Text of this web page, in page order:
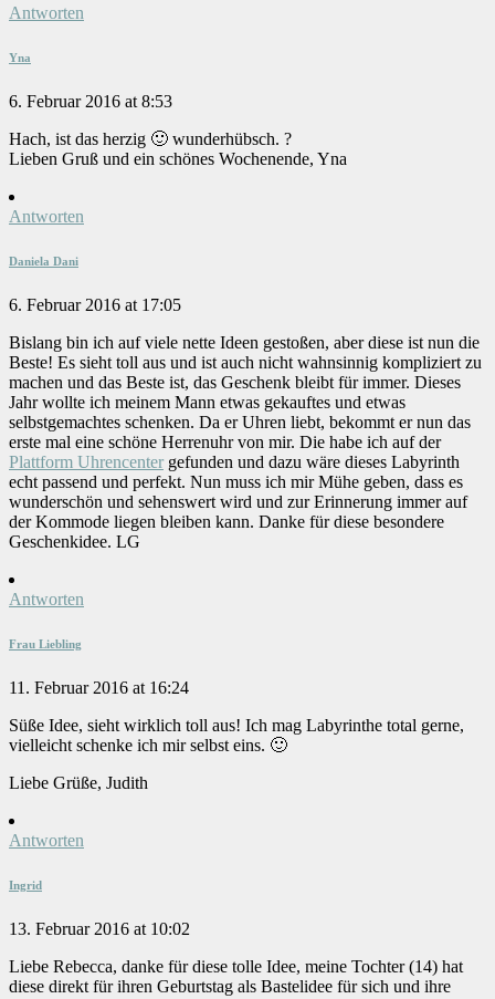
Antworten
Yna
6. Februar 2016 at 8:53
Hach, ist das herzig 🙂 wunderhübsch. ?
Lieben Gruß und ein schönes Wochenende, Yna
Antworten
Daniela Dani
6. Februar 2016 at 17:05
Bislang bin ich auf viele nette Ideen gestoßen, aber diese ist nun die
Beste! Es sieht toll aus und ist auch nicht wahnsinnig kompliziert zu
machen und das Beste ist, das Geschenk bleibt für immer. Dieses
Jahr wollte ich meinem Mann etwas gekauftes und etwas
selbstgemachtes schenken. Da er Uhren liebt, bekommt er nun das
erste mal eine schöne Herrenuhr von mir. Die habe ich auf der
Plattform Uhrencenter gefunden und dazu wäre dieses Labyrinth
echt passend und perfekt. Nun muss ich mir Mühe geben, dass es
wunderschön und sehenswert wird und zur Erinnerung immer auf
der Kommode liegen bleiben kann. Danke für diese besondere
Geschenkidee. LG
Antworten
Frau Liebling
11. Februar 2016 at 16:24
Süße Idee, sieht wirklich toll aus! Ich mag Labyrinthe total gerne,
vielleicht schenke ich mir selbst eins. 🙂
Liebe Grüße, Judith
Antworten
Ingrid
13. Februar 2016 at 10:02
Liebe Rebecca, danke für diese tolle Idee, meine Tochter (14) hat
diese direkt für ihren Geburtstag als Bastelidee für sich und ihre